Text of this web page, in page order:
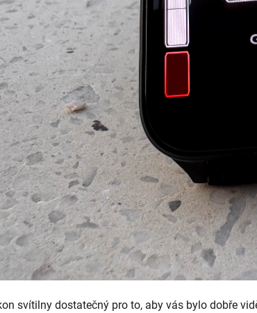
svítilny dostatečný pro to, aby vás bylo dobře